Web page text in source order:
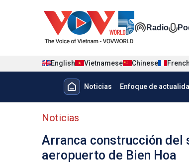
ĐaRadio
English Vietnamese Chinese French
Menu trang chủ tiếng Tây
Noticias Enfoque de
Menu phụ tiếng Tây ban
Noticias
Arranca construcción
aeropuerto de Bien Hoa